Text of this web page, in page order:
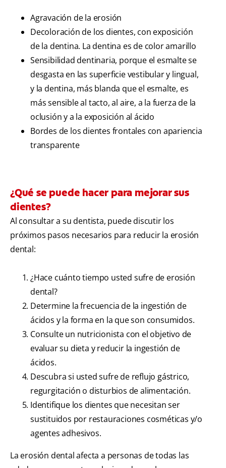
Agravación de la erosión
Decoloración de los dientes, con exposición
de la dentina. La dentina es de color amarillo
Sensibilidad dentinaria, porque el esmalte se
desgasta en las superficie vestibular y lingual,
y la dentina, más blanda que el esmalte, es
más sensible al tacto, al aire, a la fuerza de la
oclusión y a la exposición al ácido
Bordes de los dientes frontales con apariencia
transparente
¿Qué se puede hacer para mejorar sus
dientes?
Al consultar a su dentista, puede discutir los
próximos pasos necesarios para reducir la erosión
dental:
¿Hace cuánto tiempo usted sufre de erosión
dental?
Determine la frecuencia de la ingestión de
ácidos y la forma en la que son consumidos.
Consulte un nutricionista con el objetivo de
evaluar su dieta y reducir la ingestión de
ácidos.
Descubra si usted sufre de reflujo gástrico,
regurgitación o disturbios de alimentación.
Identifique los dientes que necesitan ser
sustituidos por restauraciones cosméticas y/o
agentes adhesivos.
La erosión dental afecta a personas de todas las